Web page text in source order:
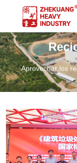
Aprovechar los